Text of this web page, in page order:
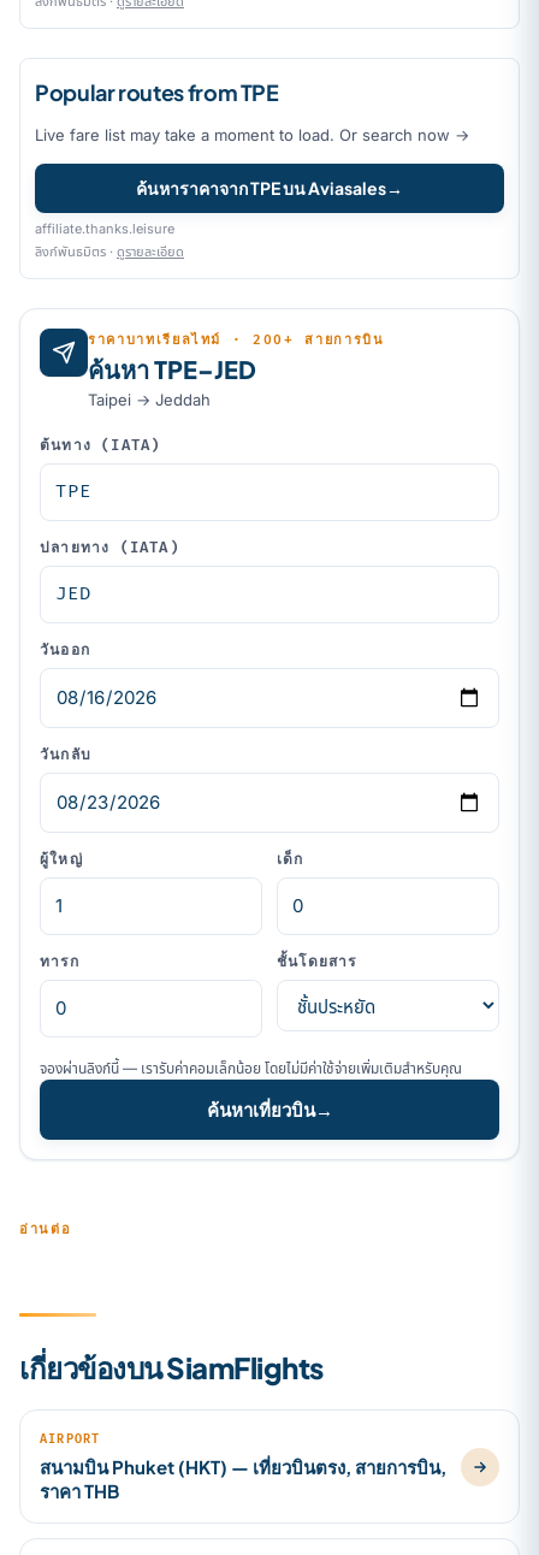
Popular routes from TPE
Live fare list may take a moment to load. Or search now →
ค้นหาราคาจาก TPE บน Aviasales→
affiliate.thanks.leisure
ลิงก์พันธมิตร · ดูรายละเอียด
ราคาบาทเรียลไทม์ · 200+ สายการบิน
ค้นหา TPE–JED
Taipei → Jeddah
ต้นทาง (IATA)
ปลายทาง (IATA)
วันออก
วันกลับ
ผู้ใหญ่ เด็ก
ทารก ชั้นโดยสาร
จองผ่านลิงก์นี้ — เรารับค่าคอมเล็กน้อย โดยไม่มีค่าใช้จ่ายเพิ่มเติมสำหรับคุณ
ค้นหาเที่ยวบิน→
อ่านต่อ
เกี่ยวข้องบน SiamFlights
AIRPORT
สนามบิน Phuket (HKT) — เที่ยวบินตรง, สายการบิน,
ราคา THB